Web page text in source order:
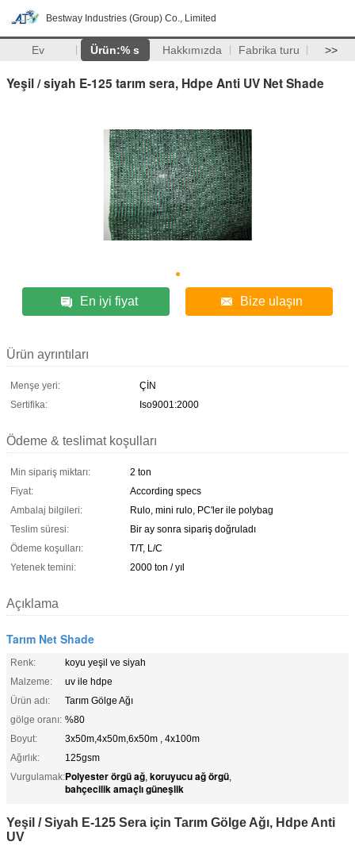
Bestway Industries (Group) Co., Limited
Ev Ürün:% s Hakkımızda Fabrika turu >>
Yeşil / siyah E-125 tarım sera, Hdpe Anti UV Net Shade
En iyi fiyat Bize ulaşın
Ürün ayrıntıları
Menşe yeri:
ÇİN
Sertifika:
Iso9001:2000
Ödeme & teslimat koşulları
Min sipariş miktarı:
2 ton
Fiyat:
According specs
Ambalaj bilgileri:
Rulo, mini rulo, PC'ler ile polybag
Teslim süresi:
Bir ay sonra sipariş doğruladı
Ödeme koşulları:
T/T, L/C
Yetenek temini:
2000 ton / yıl
Açıklama
Tarım Net Shade
Renk:
koyu yeşil ve siyah
Malzeme:
uv ile hdpe
Ürün adı:
Tarım Gölge Ağı
gölge oranı: %80
Boyut:
3x50m,4x50m,6x50m , 4x100m
Ağırlık:
125gsm
Vurgulamak:Polyester örgü ağ, koruyucu ağ örgü,
bahçecilik amaçlı güneşlik
Yeşil / Siyah E-125 Sera için Tarım Gölge Ağı, Hdpe Anti
UV